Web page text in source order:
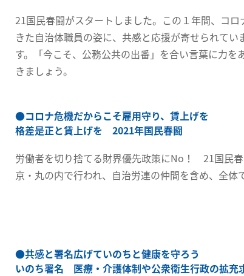
21国民春闘がスタートしました。この１年間、コ
きた自治体職員の姿に、共感と応援が寄せられて
す。「今こそ、公務公共の出番」を合い言葉に力
きましょう。
●コロナ危機だからこそ雇用守り、賃上げを
格差是正と賃上げを 2021年国民春闘
労働者を切り捨てる財界優先政策にNo！ 21国民
京・丸の内で行われ、自治労連の仲間を含め、全体
●共感と署名広げていのちと健康を守ろう
いのち署名 医療・介護体制や公衆衛生行政の拡